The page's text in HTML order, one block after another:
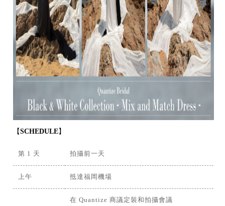
【SCHEDULE】
第 1 天 拍攝前一天
上午 抵達福岡機場
在 Quantize 商議定裝和拍攝會議